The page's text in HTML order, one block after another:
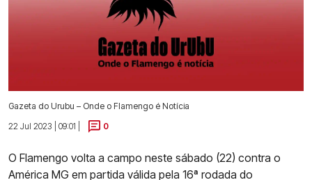
Gazeta do Urubu – Onde o Flamengo é Notícia
22 Jul 2023 | 09:01 |
0
O Flamengo volta a campo neste sábado (22) contra o
América MG em partida válida pela 16ª rodada do